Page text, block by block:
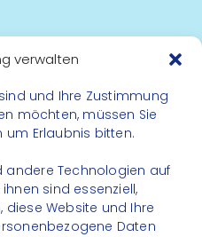
verwalten
und Ihre Zustimmung
möchten, müssen Sie
um Erlaubnis bitten.
andere Technologien auf
sind essenziell,
Website und Ihre
Daten